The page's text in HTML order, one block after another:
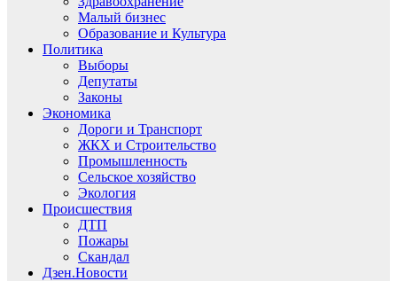
Малый бизнес
Образование и Культура
Политика
Выборы
Депутаты
Законы
Экономика
Дороги и Транспорт
ЖКХ и Строительство
Промышленность
Сельское хозяйство
Экология
Происшествия
ДТП
Пожары
Скандал
Дзен.Новости